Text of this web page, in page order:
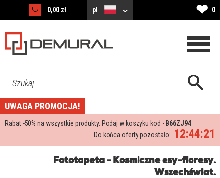
0,00 zł pl ❤ 0
Szukaj...
UWAGA PROMOCJA!
Rabat -50% na wszystkie produkty. Podaj w koszyku kod - B66ZJ94
12:44:20
Do końca oferty pozostało:
Fototapeta - Kosmiczne esy-floresy.
Wszechświat.